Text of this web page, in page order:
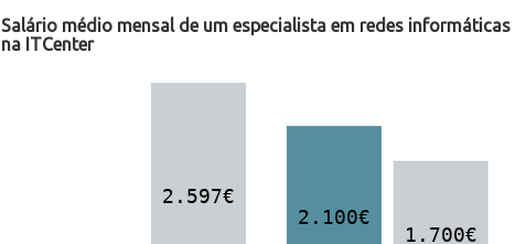
Salário médio mensal de um especialista em redes informáticas
na ITCenter